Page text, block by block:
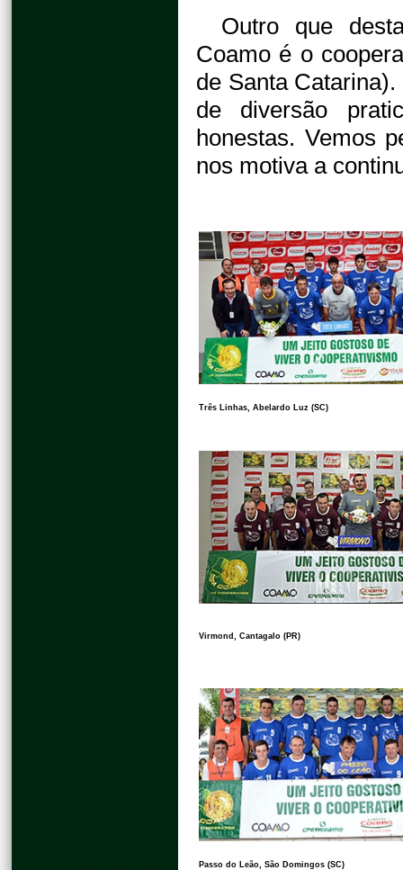
Outro que
Coamo é o
de Santa
de diversão
honestas. Vemos
nos motiva a
Três Linhas, Abelardo Luz (SC)
Virmond, Cantagalo (PR)
Passo do Leão, São Domingos (SC)